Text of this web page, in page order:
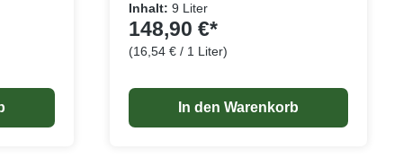
und
die
Noten kleiner roter Früchte wie
Himbeeren, rote Johannisbeeren und
Walderdbeeren umschmeicheln die
Frische und Raffinesse. Diese
exquisite Cuvée wird aus sorgfältig
ausgewählten Trauben im Saumur-
Inhalt: 9 Liter
148,90 €*
(16,54 € / 1 Liter)
In den Warenkorb